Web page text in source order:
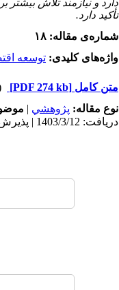
دارد و نیازمند تلاش
تأکید دارد.
شماره‌ی مقاله: ۱۸
واژه‌های کلیدی: توسعه
متن کامل [PDF 274 kb]
نوع مقاله: پژوهشي |
دریافت: 1403/3/12 | پذیرش: 1403/5/5 | انتشار: 1403/5/10